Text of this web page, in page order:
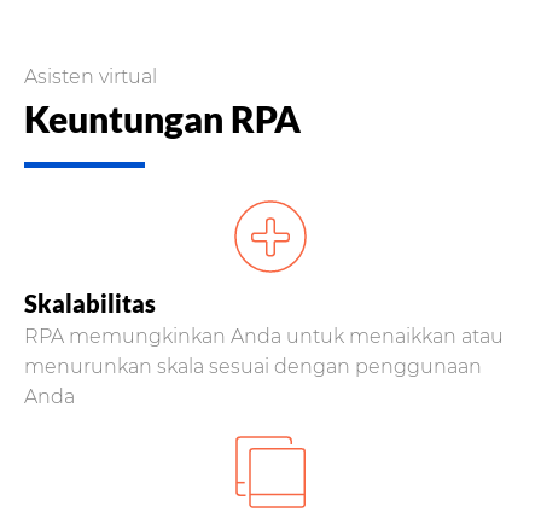
Asisten virtual
Keuntungan RPA
Skalabilitas
RPA memungkinkan Anda untuk menaikkan atau
menurunkan skala sesuai dengan penggunaan
Anda